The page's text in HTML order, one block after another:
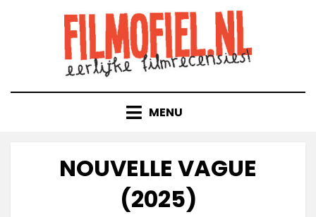
MENU
NOUVELLE VAGUE
(2025)